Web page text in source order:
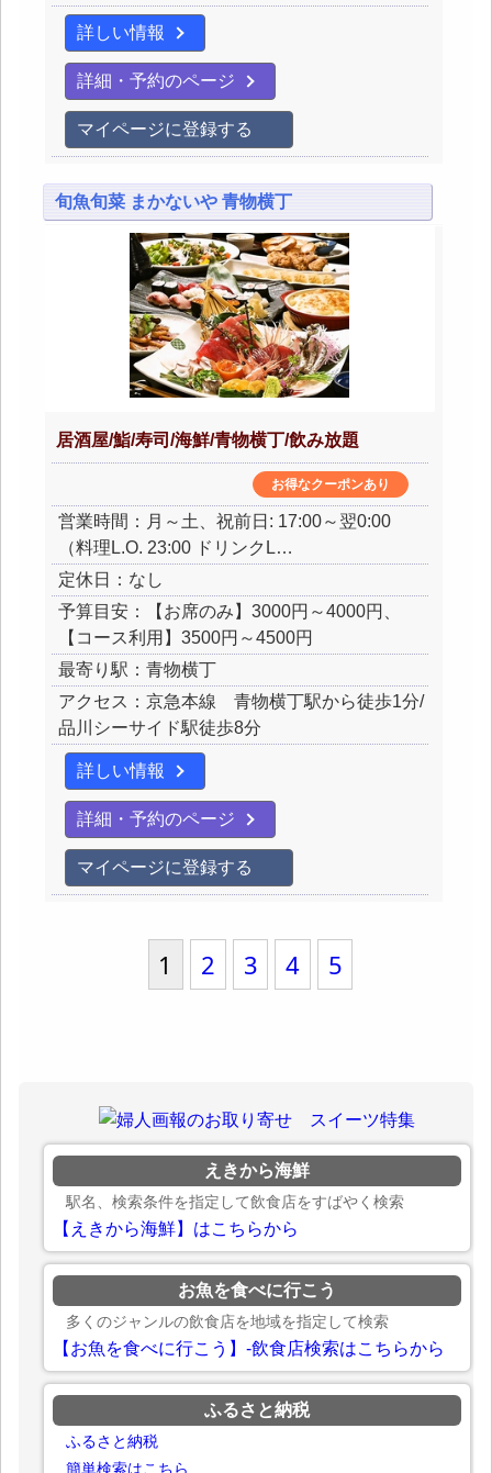
詳しい情報
詳細・予約のページ
マイページに登録する
旬魚旬菜 まかないや 青物横丁
居酒屋/鮨/寿司/海鮮/青物横丁/飲み放題
お得なクーポンあり
営業時間：月～土、祝前日: 17:00～翌0:00
（料理L.O. 23:00 ドリンクL…
定休日：なし
予算目安：【お席のみ】3000円～4000円、
【コース利用】3500円～4500円
最寄り駅：青物横丁
アクセス：京急本線 青物横丁駅から徒歩1分/
品川シーサイド駅徒歩8分
詳しい情報
詳細・予約のページ
マイページに登録する
1 2 3 4 5
えきから海鮮
駅名、検索条件を指定して飲食店をすばやく検索
【えきから海鮮】はこちらから
お魚を食べに行こう
多くのジャンルの飲食店を地域を指定して検索
【お魚を食べに行こう】-飲食店検索はこちらから
ふるさと納税
ふるさと納税
簡単検索はこちら